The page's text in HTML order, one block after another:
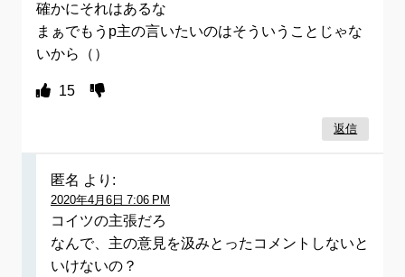
確かにそれはあるな
まぁでもうp主の言いたいのはそういうことじゃな
いから（）
15
返信
匿名 より:
2020年4月6日 7:06 PM
コイツの主張だろ
なんで、主の意見を汲みとったコメントしないと
いけないの？